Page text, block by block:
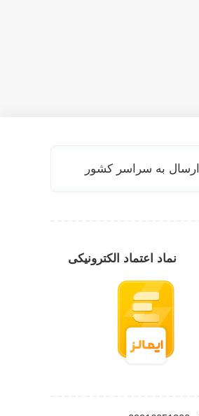
ارسال به سراسر کشور
نماد اعتماد الکترونیکی